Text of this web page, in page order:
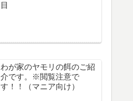
目
わが家のヤモリの餌のご紹
介です。※閲覧注意で
す！！（マニア向け）